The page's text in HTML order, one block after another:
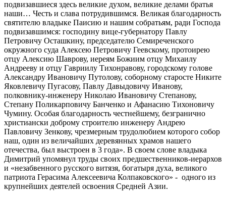
подвизавшиеся здесь великие духом, великие делами братья
наши… Честь и слава потрудившимся. Великая благодарность
святителю владыке Паисию и нашим собратьям, ради Господа
подвизавшимся: господину вице-губернатору Павлу
Петровичу Осташкину, председателю Семиреченского
окружного суда Алексею Петровичу Геевскому, протоирею
отцу Алексию Шаврову, иереям Божиим отцу Михаилу
Андрееву и отцу Гавриилу Тихонравову, городскому голове
Александру Ивановичу Путолову, соборному старосте Никите
Яковлевичу Пугасову, Павлу Давыдовичу Иванову,
полковнику-инженеру Николаю Ивановичу Степанову,
Степану Поликарповичу Банченко и Афанасию Тихоновичу
Чумину. Особая благодарность честнейшему, безгранично
христиански доброму строителю инженеру Андрею
Павловичу Зенкову, чрезмерным трудолюбием которого собор
наш, один из величайших деревянных храмов нашего
отечества, был выстроен в 3 года». В своем слове владыка
Димитрий упомянул труды своих предшественников-иерархов
и «незабвенного русского витязя, богатыря духа, великого
патриота Герасима Алексеевича Колпаковского» - одного из
крупнейших деятелей освоения Средней Азии.